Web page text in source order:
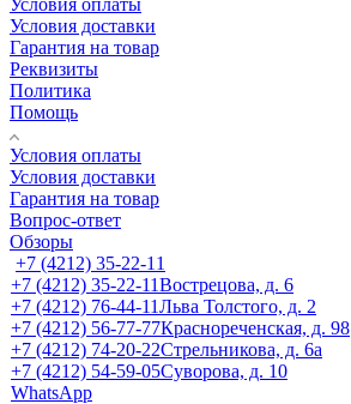
Условия доставки
Гарантия на товар
Реквизиты
Политика
Помощь
Условия оплаты
Условия доставки
Гарантия на товар
Вопрос-ответ
Обзоры
+7 (4212) 35-22-11
+7 (4212) 35-22-11Вострецова, д. 6
+7 (4212) 76-44-11Льва Толстого, д. 2
+7 (4212) 56-77-77Краснореченская, д. 98
+7 (4212) 74-20-22Стрельникова, д. 6а
+7 (4212) 54-59-05Суворова, д. 10
WhatsApp